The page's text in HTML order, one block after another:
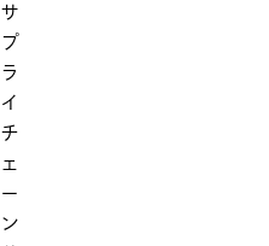
サ
プ
ラ
イ
チ
ェ
ー
ン